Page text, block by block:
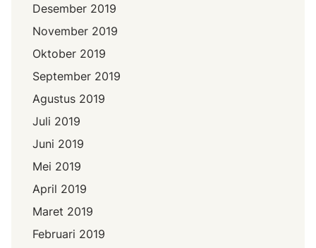
Desember 2019
November 2019
Oktober 2019
September 2019
Agustus 2019
Juli 2019
Juni 2019
Mei 2019
April 2019
Maret 2019
Februari 2019